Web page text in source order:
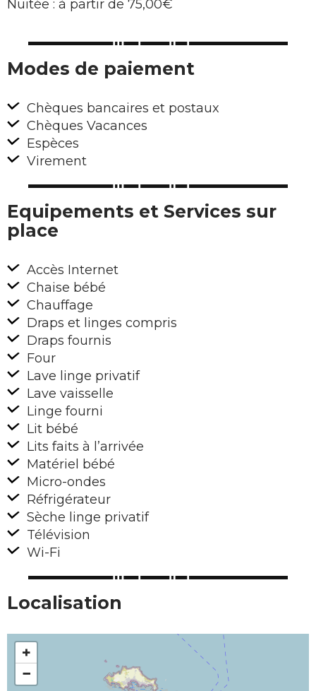
Nuitée : à partir de 75,00€
Modes de paiement
Chèques bancaires et postaux
Chèques Vacances
Espèces
Virement
Equipements et Services sur
place
Accès Internet
Chaise bébé
Chauffage
Draps et linges compris
Draps fournis
Four
Lave linge privatif
Lave vaisselle
Linge fourni
Lit bébé
Lits faits à l’arrivée
Matériel bébé
Micro-ondes
Réfrigérateur
Sèche linge privatif
Télévision
Wi-Fi
Localisation
+
−